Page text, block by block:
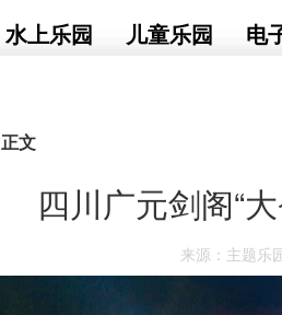
水上乐园 儿童乐园 电
正文
四川广元剑阁“
来源：主题乐